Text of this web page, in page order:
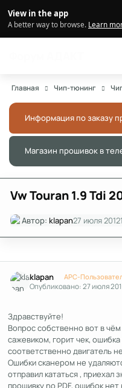
View in the app
A better way to browse. Learn
Главная Чип-тюнинг
Информация по заказу
Магазин прошивок в
Vw Touran 1.9 Tdi
Автор: klapan27 июля 2012
klapan APC-
Опубликовано:27 июля
Здравствуйте!
Вопрос собственно вот в
сажевиком, горит чек,
соответственно двигатель
Ошибки сканером не
отправил кататься , приехал